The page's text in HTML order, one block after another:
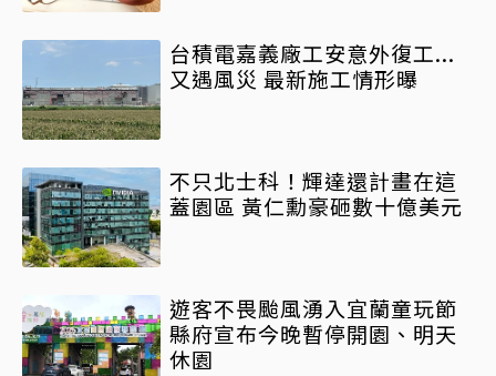
台積電嘉義廠工安意外復工...
又遇風災 最新施工情形曝
不只北士科！輝達還計畫在這
蓋園區 黃仁勳豪砸數十億美元
遊客不畏颱風湧入宜蘭童玩節
縣府宣布今晚暫停開園、明天
休園